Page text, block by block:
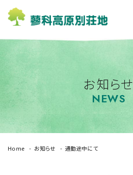
お知らせ
NEWS
Home お知らせ 通勤途中にて